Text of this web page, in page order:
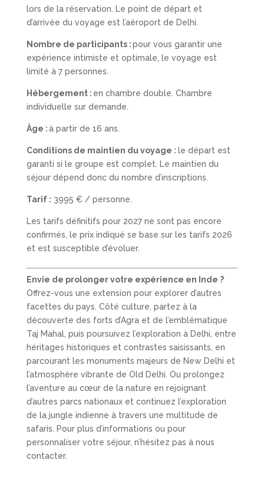
lors de la réservation.
Le point de départ et
d’arrivée du voyage est l’aéroport de Delhi.
Nombre de participants :pour vous garantir une
expérience intimiste et optimale, le voyage est
limité à 7 personnes.
Hébergement : en chambre double . Chambre
individuelle sur demande.
Âge :à partir de 16 ans.
Conditions de maintien du voyage : le départ est
garanti si le groupe est complet. Le maintien du
séjour dépend donc du nombre d’inscriptions.
Tarif : 3995 € / personne.
Les tarifs définitifs pour 2027 ne sont pas encore
confirmés, le prix indiqué se base sur les tarifs 2026
et est susceptible d’évoluer.
Envie de prolonger votre expérience en Inde ?
Offrez-vous une extension pour explorer d’autres
facettes du pays. Côté culture, partez à la
découverte des forts d’Agra et de l’emblématique
Taj Mahal, puis poursuivez l’exploration à Delhi, entre
héritages historiques et contrastes saisissants, en
parcourant les monuments majeurs de New Delhi et
l’atmosphère vibrante de Old Delhi. Ou prolongez
l’aventure au cœur de la nature en rejoignant
d’autres parcs nationaux et continuez l’exploration
de la jungle indienne à travers une multitude de
safaris. Pour plus d’informations ou pour
personnaliser votre séjour, n’hésitez pas à nous
contacter.